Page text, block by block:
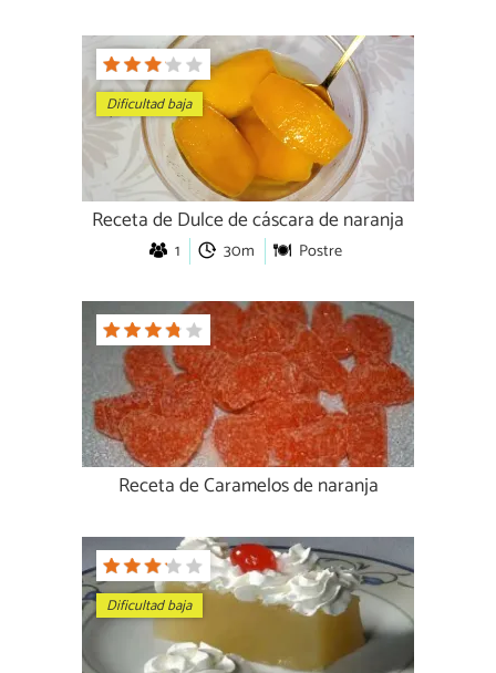
Dificultad baja
Receta de Dulce de cáscara de naranja
1 30m Postre
Receta de Caramelos de naranja
Dificultad baja